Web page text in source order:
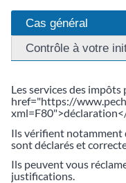
Cas général
Contrôle à votre
Les services des
href="https://
Ils vérifient notamment
sont déclarés et
Ils peuvent vous
justifications.